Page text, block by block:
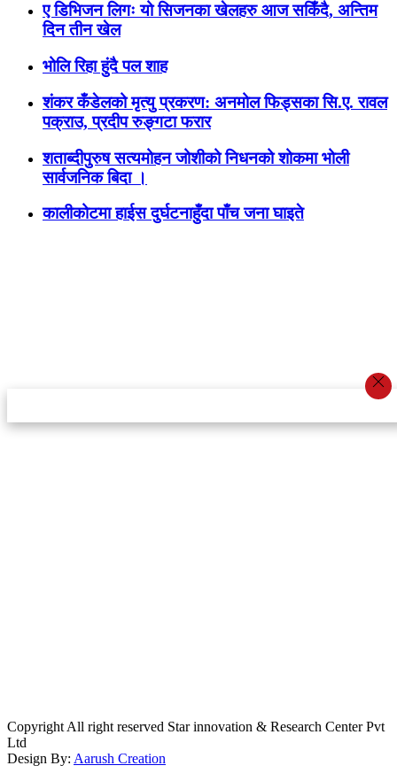
ए डिभिजन लिगः यो सिजनका खेलहरु आज सकिँदै, अन्तिम
दिन तीन खेल
भोलि रिहा हुंदै पल शाह
शंकर कँडेलको मृत्यु प्रकरण: अनमोल फिड्सका सि.ए. रावल
पक्राउ, प्रदीप रुङ्गटा फरार
शताब्दीपुरुष सत्यमोहन जोशीको निधनको शोकमा भोली
सार्वजनिक बिदा ।
कालीकोटमा हाईस दुर्घटनाहुँदा पाँच जना घाइते
Copyright All right reserved Star innovation & Research Center Pvt
Ltd
Design By: Aarush Creation